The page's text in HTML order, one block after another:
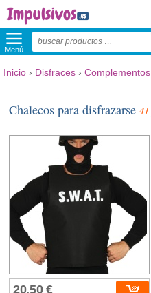
Menú
Inicio › Disfraces › Complementos
Chalecos para disfrazarse41
20,50 €